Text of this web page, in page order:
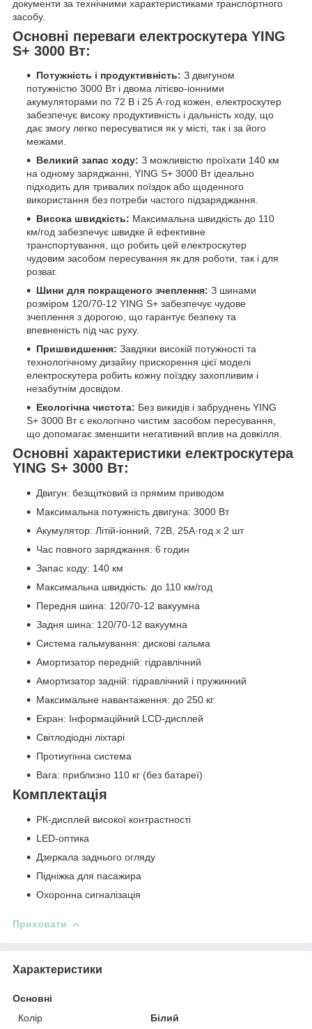
документи за технічними характеристиками транспортного
засобу.
Основні переваги електроскутера YING
S+ 3000 Вт:
Потужність і продуктивність: З двигуном
потужністю 3000 Вт і двома літієво-іонними
акумуляторами по 72 В і 25 А·год кожен, електроскутер
забезпечує високу продуктивність і дальність ходу, що
дає змогу легко пересуватися як у місті, так і за його
межами.
Великий запас ходу: З можливістю проїхати 140 км
на одному заряджанні, YING S+ 3000 Вт ідеально
підходить для тривалих поїздок або щоденного
використання без потреби частого підзаряджання.
Висока швидкість: Максимальна швидкість до 110
км/год забезпечує швидке й ефективне
транспортування, що робить цей електроскутер
чудовим засобом пересування як для роботи, так і для
розваг.
Шини для покращеного зчеплення: З шинами
розміром 120/70-12 YING S+ забезпечує чудове
зчеплення з дорогою, що гарантує безпеку та
впевненість під час руху.
Пришвидшення: Завдяки високій потужності та
технологічному дизайну прискорення цієї моделі
електроскутера робить кожну поїздку захопливим і
незабутнім досвідом.
Екологічна чистота: Без викидів і забруднень YING
S+ 3000 Вт є екологічно чистим засобом пересування,
що допомагає зменшити негативний вплив на довкілля.
Основні характеристики електроскутера
YING S+ 3000 Вт:
Двигун: безщітковий із прямим приводом
Максимальна потужність двигуна: 3000 Вт
Акумулятор: Літій-іонний, 72В, 25А·год x 2 шт
Час повного заряджання: 6 годин
Запас ходу: 140 км
Максимальна швидкість: до 110 км/год
Передня шина: 120/70-12 вакуумна
Задня шина: 120/70-12 вакуумна
Система гальмування: дискові гальма
Амортизатор передній: гідравлічний
Амортизатор задній: гідравлічний і пружинний
Максимальне навантаження: до 250 кг
Екран: Інформаційний LCD-дисплей
Світлодіодні ліхтарі
Протиугінна система
Вага: приблизно 110 кг (без батареї)
Комплектація
РК-дисплей високої контрастності
LED-оптика
Дзеркала заднього огляду
Підніжка для пасажира
Охоронна сигналізація
Приховати
Характеристики
Основні
Колір
Білий